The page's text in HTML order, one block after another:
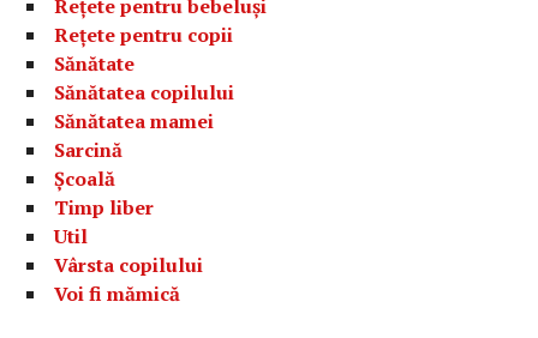
Rețete pentru bebeluși
Rețete pentru copii
Sănătate
Sănătatea copilului
Sănătatea mamei
Sarcină
Școală
Timp liber
Util
Vârsta copilului
Voi fi mămică